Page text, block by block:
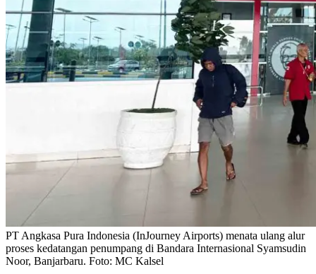
PT Angkasa Pura Indonesia (InJourney Airports) menata ulang alur
proses kedatangan penumpang di Bandara Internasional Syamsudin
Noor, Banjarbaru. Foto: MC Kalsel